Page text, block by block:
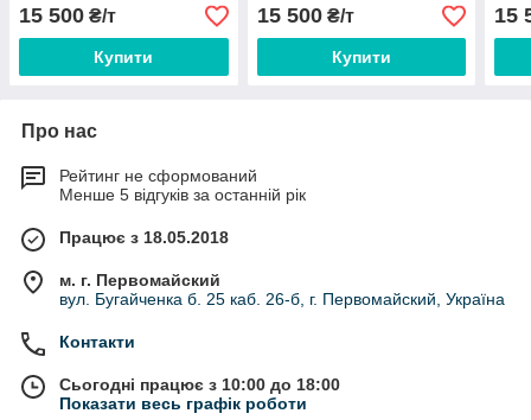
15 500 ₴/т
Купити
15 500₴/т
Купити
15
Про нас
Рейтинг не сформований
Менше 5 відгуків за останній рік
Працює з 18.05.2018
м. г. Первомайский
вул. Бугайченка б. 25 каб. 26-б, г. Первомайский, Україна
Контакти
Сьогодні працює з 10:00 до 18:00
Показати весь графік роботи